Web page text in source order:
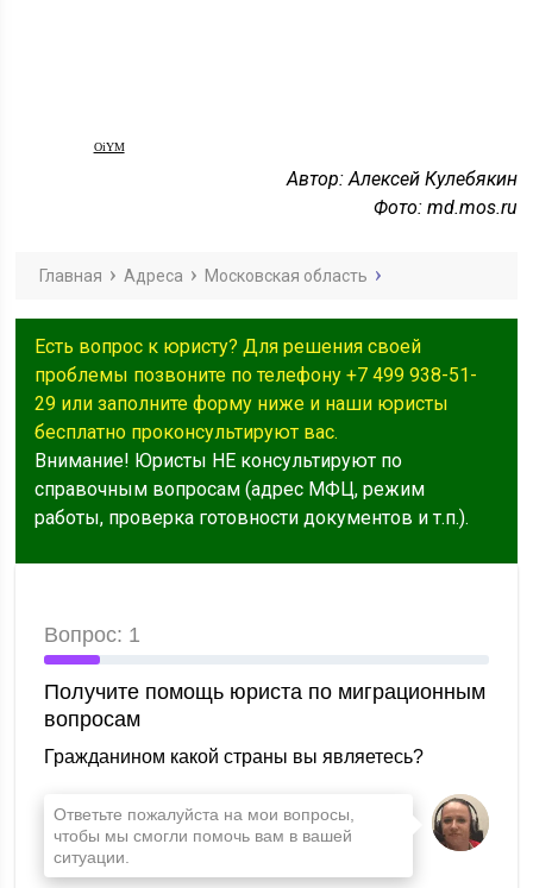
OiYM
Автор: Алексей Кулебякин
Фото: md.mos.ru
Главная Адреса Московская область
Есть вопрос к юристу? Для решения своей
проблемы позвоните по телефону +7 499 938-51-
29 или заполните форму ниже и наши юристы
бесплатно проконсультируют вас.
Внимание! Юристы НЕ консультируют по
справочным вопросам (адрес МФЦ, режим
работы, проверка готовности документов и т.п.).